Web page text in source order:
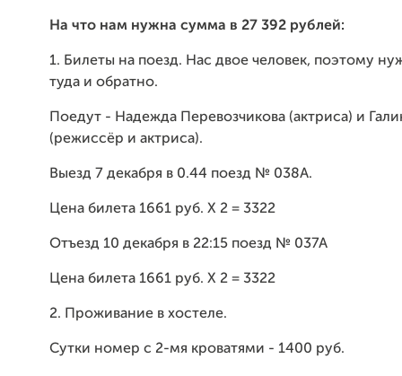
На что нам нужна сумма в 27 392 рублей:
1. Билеты на поезд. Нас двое человек, поэтому
туда и обратно.
Поедут - Надежда Перевозчикова (актриса) и
(режиссёр и актриса).
Выезд 7 декабря в 0.44 поезд № 038А.
Цена билета 1661 руб. Х 2 = 3322
Отъезд 10 декабря в 22:15 поезд № 037А
Цена билета 1661 руб. Х 2 = 3322
2. Проживание в хостеле.
Сутки номер с 2-мя кроватями - 1400 руб.